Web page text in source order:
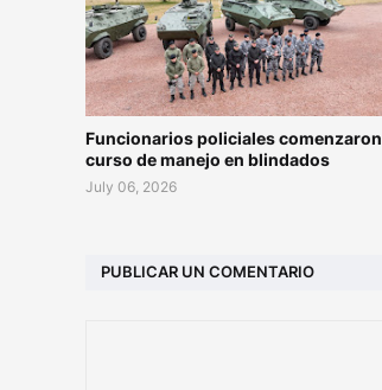
Funcionarios policiales comenzaron
curso de manejo en blindados
July 06, 2026
PUBLICAR UN COMENTARIO